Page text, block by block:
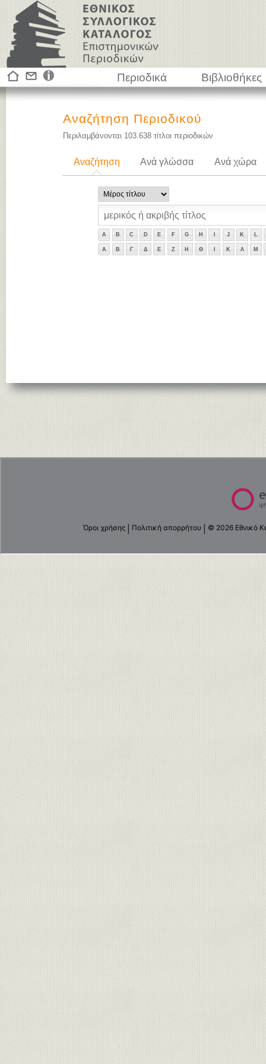
Περιοδικά Βιβλιοθήκες
Αναζήτηση Περιοδικού
Περιλαμβάνονται 103.638 τίτλοι περιοδικών
Αναζήτηση Ανά γλώσσα Ανά χώρα
A B C D E F G H J K L
Α Β Γ Δ Ε Ζ Η Θ Κ Λ Μ